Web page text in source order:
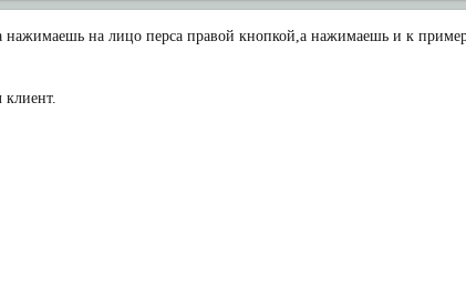
нажимаешь на лицо перса правой кнопкой,а нажимаешь и к
клиент.